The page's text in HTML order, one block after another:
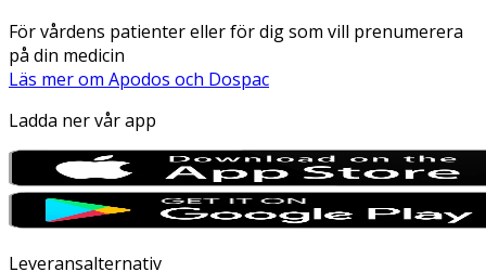
För vårdens patienter eller för dig som vill prenumerera
på din medicin
Läs mer om Apodos och Dospac
Ladda ner vår app
Leveransalternativ